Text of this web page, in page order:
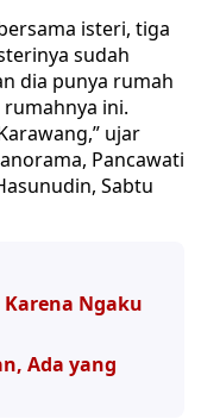
isteri, tiga
sudah
dia punya rumah
ini.
ujar
Pancawati
Sabtu
Ngaku
Ada yang